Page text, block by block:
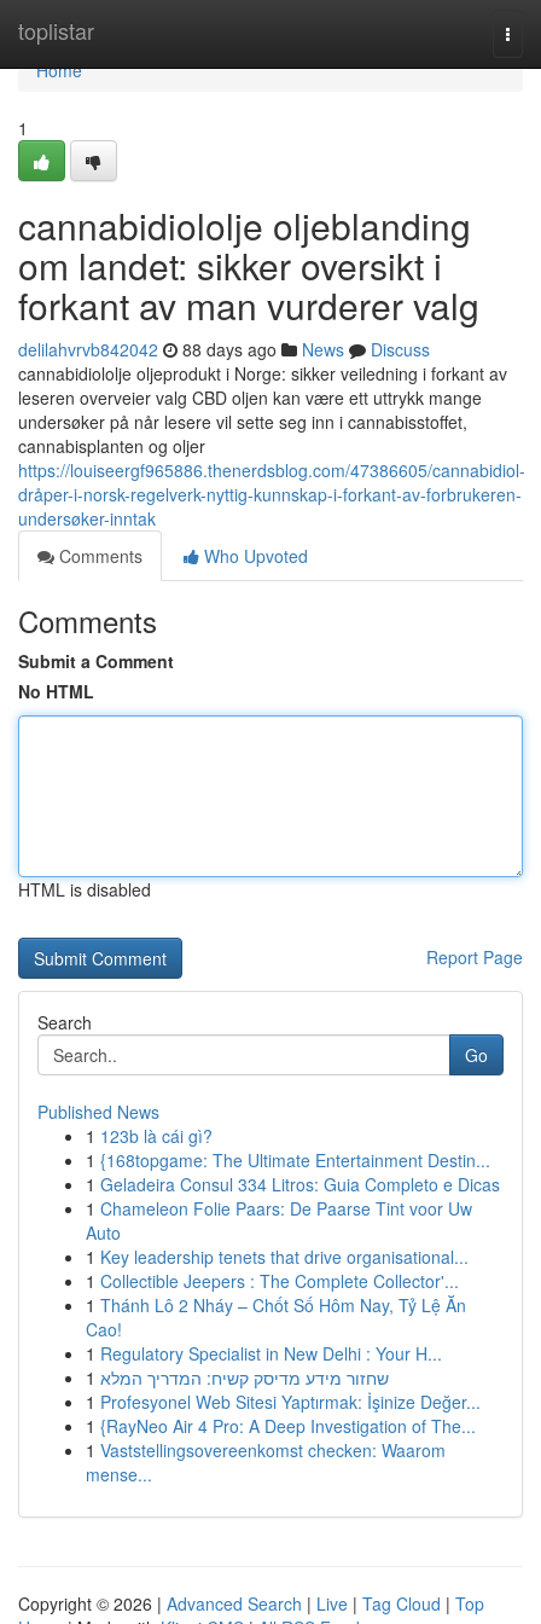
toplistar
Home
Home
1
cannabidiololje oljeblanding
om landet: sikker oversikt i
forkant av man vurderer valg
delilahvrvb842042 88 days ago News
Discuss
cannabidiololje oljeprodukt i Norge: sikker veiledning i forkant av
leseren overveier valg CBD oljen kan være ett uttrykk mange
undersøker på når lesere vil sette seg inn i cannabisstoffet,
cannabisplanten og oljer
https://louiseergf965886.thenerdsblog.com/47386605/cannabidiol-
dråper-i-norsk-regelverk-nyttig-kunnskap-i-forkant-av-forbrukeren-
undersøker-inntak
Comments
Who Upvoted
Comments
Submit a Comment
No HTML
HTML is disabled
Report Page
Search
Go
Published News
1 123b là cái gì?
1 {168topgame: The Ultimate Entertainment Destin...
1 Geladeira Consul 334 Litros: Guia Completo e Dicas
1 Chameleon Folie Paars: De Paarse Tint voor Uw
Auto
1 Key leadership tenets that drive organisational...
1 Collectible Jeepers : The Complete Collector'...
1 Thánh Lô 2 Nháy – Chốt Số Hôm Nay, Tỷ Lệ Ăn
Cao!
1 Regulatory Specialist in New Delhi : Your H...
1 שחזור מידע מדיסק קשיח: המדריך המלא
1 Profesyonel Web Sitesi Yaptırmak: İşinize Değer...
1 {RayNeo Air 4 Pro: A Deep Investigation of The...
1 Vaststellingsovereenkomst checken: Waarom
mense...
Copyright © 2026 | Advanced Search | Live | Tag Cloud | Top